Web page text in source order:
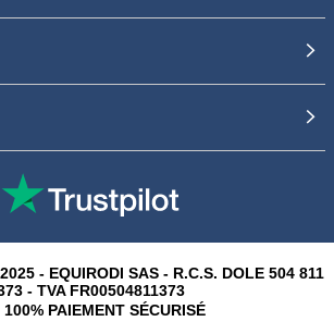
- EQUIRODI SAS - R.C.S. DOLE 504 811
- TVA FR00504811373
100% PAIEMENT SÉCURISÉ